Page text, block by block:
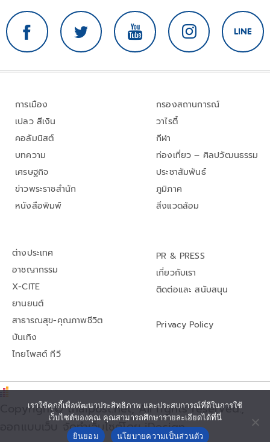
การเมือง
เปลว สีเงิน
คอลัมนิสต์
บทความ
เศรษฐกิจ
ข่าวพระราชสำนัก
หนังสือพิมพ์
กรองสถานการณ์
วาไรตี้
กีฬา
ท่องเที่ยว – ศิลปวัฒนธรรม
ประชาสัมพันธ์
ภูมิภาค
สิ่งแวดล้อม
ต่างประเทศ
อาชญากรรม
X-CITE
ยานยนต์
สาธารณสุข-คุณภาพชีวิต
บันเทิง
ไทยโพสต์ ทีวี
PR & PRESS
เกี่ยวกับเรา
ติดต่อและ สนับสนุน
Privacy Policy
Copyright© thaipost.net, All rights reserved.,
ออกแบบเว็บ จัดทำเว็บไซต์โดย iDesign
เราใช้คุกกี้เพื่อพัฒนาประสิทธิภาพ และประสบการณ์ที่ดีในการใช้
เว็บไซต์ของคุณ คุณสามารถศึกษารายละเอียดได้ที่นี่
ยินยอม
นโยบายความเป็นส่วนตัว